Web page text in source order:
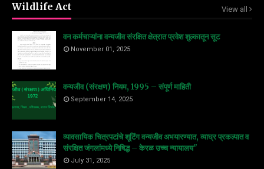
Wildlife Act View all
वन कर्मचाऱ्यांना वन्यजीव संरक्षित क्षेत्रात प्रवेश शुल्कातून सूट
November 01, 2025
वन्यजीव (संरक्षण) नियम, 1995 – संपूर्ण माहिती
September 14, 2025
व्यावसायिक चित्रपटांचे शूटिंग वन्यजीव अभयारण्यात, व्याघ्र प्रकल्पात व
संरक्षित जंगलांमध्ये निषिद्ध – केरळ उच्च न्यायालय"
July 31, 2025